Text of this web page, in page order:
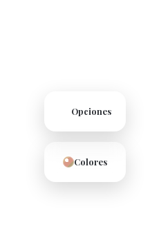
Opciones
Colores